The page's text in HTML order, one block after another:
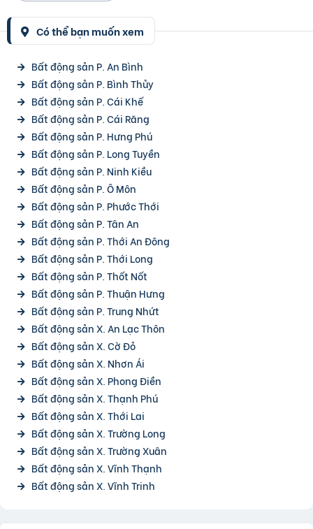
Có thể bạn muốn xem
Bất động sản P. An Bình
Bất động sản P. Bình Thủy
Bất động sản P. Cái Khế
Bất động sản P. Cái Răng
Bất động sản P. Hưng Phú
Bất động sản P. Long Tuyền
Bất động sản P. Ninh Kiều
Bất động sản P. Ô Môn
Bất động sản P. Phước Thới
Bất động sản P. Tân An
Bất động sản P. Thới An Đông
Bất động sản P. Thới Long
Bất động sản P. Thốt Nốt
Bất động sản P. Thuận Hưng
Bất động sản P. Trung Nhứt
Bất động sản X. An Lạc Thôn
Bất động sản X. Cờ Đỏ
Bất động sản X. Nhơn Ái
Bất động sản X. Phong Điền
Bất động sản X. Thạnh Phú
Bất động sản X. Thới Lai
Bất động sản X. Trường Long
Bất động sản X. Trường Xuân
Bất động sản X. Vĩnh Thạnh
Bất động sản X. Vĩnh Trinh